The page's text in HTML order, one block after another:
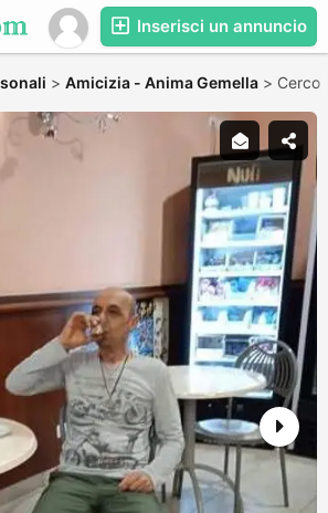
Inserisci un annuncio
> Amicizia - Anima Gemella > Cerco